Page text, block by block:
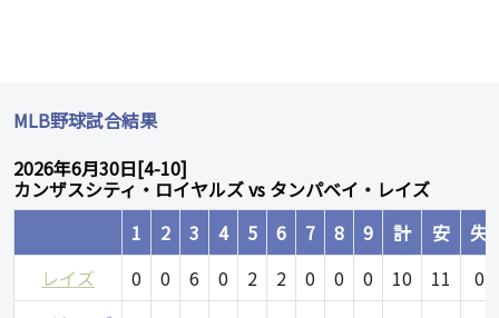
MLB野球試合結果
2026年6月30日[4-10]
カンザスシティ・ロイヤルズ vs タンパベイ・レイズ
1
2 3 4 5 6 7 8 9 計 安
失
レイズ
0 0 6 0 2 2 0 0 0 10 11
0